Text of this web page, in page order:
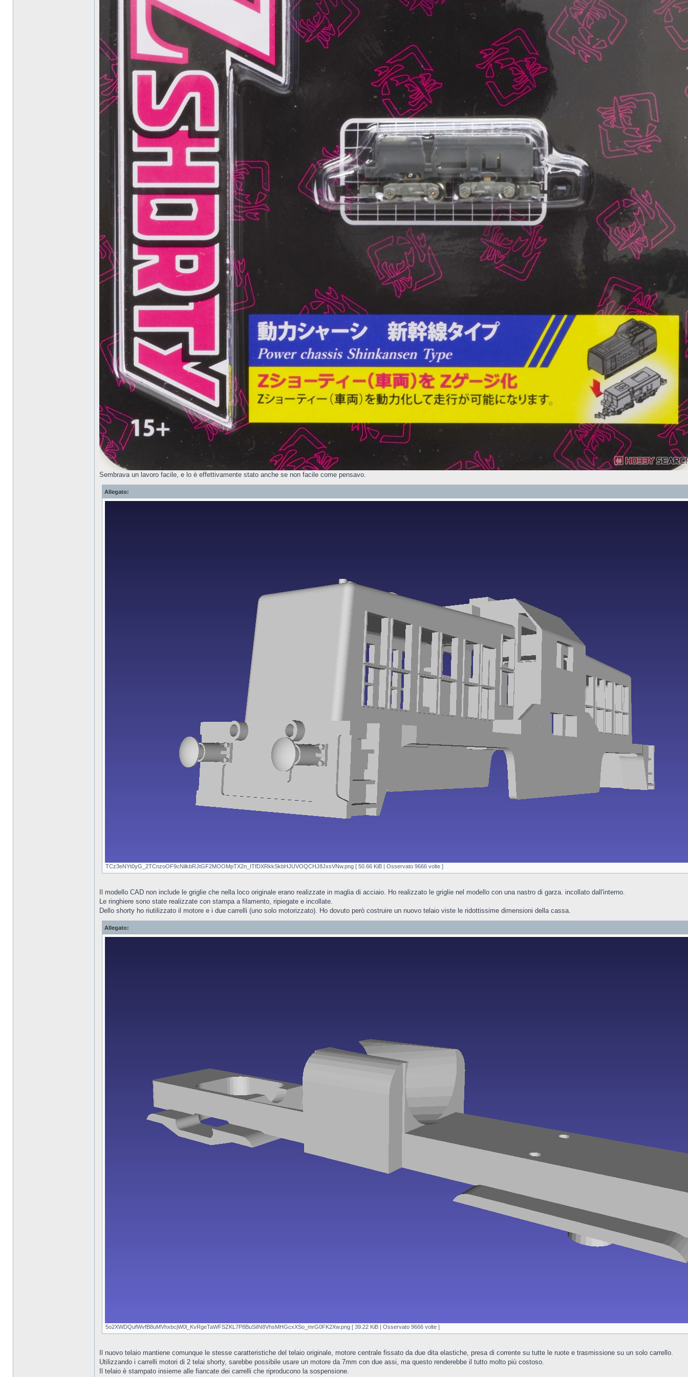
Sembrava un lavoro facile, e lo è effettivamente stato anche se non facile come pensavo.
Allegato:
TCz3eNYt0yG_2TCnzoOF9cNilkbRJtGF2MOOMpTX2n_ITfDXRkkSkbHJUVOQCHJ8JxsVNw.png [ 50.66 KiB | Osservato 9666 volte ]
Il modello CAD non include le griglie che nella loco originale erano realizzate in maglia di acciaio. Ho realizzato le griglie nel modello con una nastro di garza. incollato dall'interno.
Le ringhiere sono state realizzate con stampa a filamento, ripiegate e incollate.
Dello shorty ho riutilizzato il motore e i due carrelli (uno solo motorizzato). Ho dovuto però costruire un nuovo telaio viste le ridottissime dimensioni della cassa.
Allegato:
5o2XWDQufWvfB8uMVhxbcjW0l_KvRgeTaWFSZKL7P8BuSiIN8VhsMHGcxXSo_mrG0FK2Xw.png [ 39.22 KiB | Osservato 9666 volte ]
Il nuovo telaio mantiene comunque le stesse caratteristiche del telaio originale, motore centrale fissato da due dita elastiche, presa di corrente su tutte le ruote e trasmissione su un solo carrello.
Utilizzando i carrelli motori di 2 telai shorty, sarebbe possibile usare un motore da 7mm con due assi, ma questo renderebbe il tutto molto più costoso.
Il telaio è stampato insieme alle fiancate dei carrelli che riproducono la sospensione.